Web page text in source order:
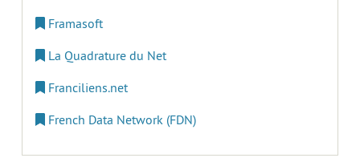
Framasoft
La Quadrature du Net
Franciliens.net
French Data Network (FDN)